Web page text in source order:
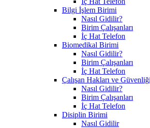
Bilgi İşlem Birimi
Nasıl Gidilir?
Birim Çalışanları
İç Hat Telefon
Biomedikal Birimi
Nasıl Gidilir?
Birim Çalışanları
İç Hat Telefon
Çalışan Hakları ve
Nasıl Gidilir?
Birim Çalışanları
İç Hat Telefon
Disiplin Birimi
Nasıl Gidilir